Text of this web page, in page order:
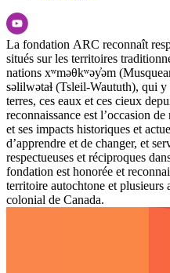
La fondation ARC reconnaît
situés sur les territoires
nations xʷməθkʷəy̓əm
səlilwətaɬ (Tsleil-Waututh), qui
terres, ces eaux et ces cieux
reconnaissance est l’occasion
et ses impacts historiques et
d’apprendre et de changer, et
respectueuses et réciproques
fondation est honorée et
territoire autochtone et plusieurs
colonial de Canada.